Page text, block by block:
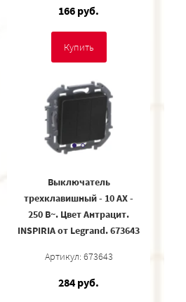
166 руб.
Купить
Выключатель
трехклавишный - 10 AX -
250 В~. Цвет Антрацит.
INSPIRIA от Legrand. 673643
Артикул: 673643
284 руб.